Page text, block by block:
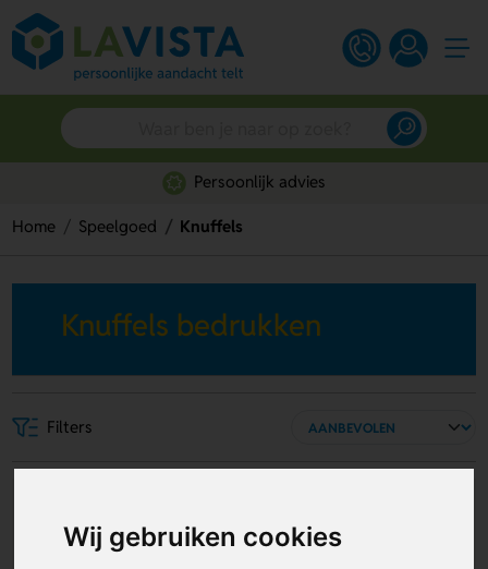
Wij gebruiken cookies
Persoonlijk advies
Home Speelgoed Knuffels
Knuffels bedrukken
Filters